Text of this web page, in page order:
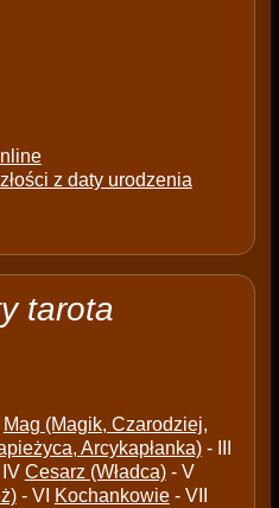
z daty urodzenia
tarota
Mag (Magik, Czarodziej,
Arcykapłanka)- III
Cesarz (Władca)- V
- VI Kochankowie- VII